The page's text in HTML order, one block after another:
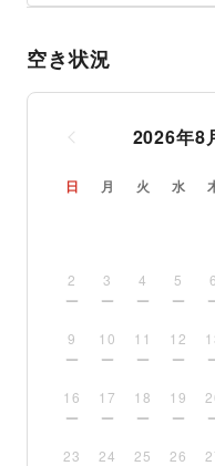
空き状況
2026年8
日 月 火 水
2 3 4 5 6
9 10 11 12
16 17 18 19
23 24 25 26